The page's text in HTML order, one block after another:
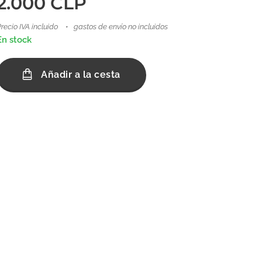
IVA incluido gastos de envío no incluidos
stock
Añadir a la cesta